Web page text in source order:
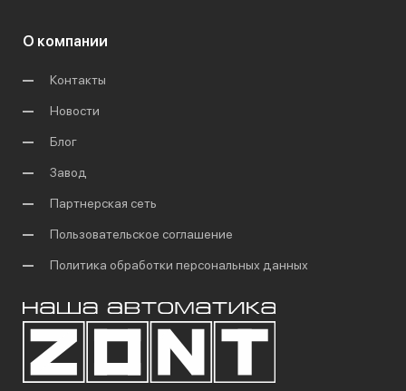
О компании
Контакты
Новости
Блог
Завод
Партнерская сеть
Пользовательское соглашение
Политика обработки персональных данных